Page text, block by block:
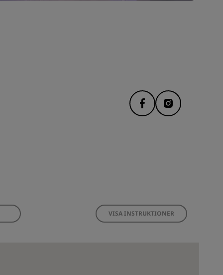
VISA INSTRUKTIONER